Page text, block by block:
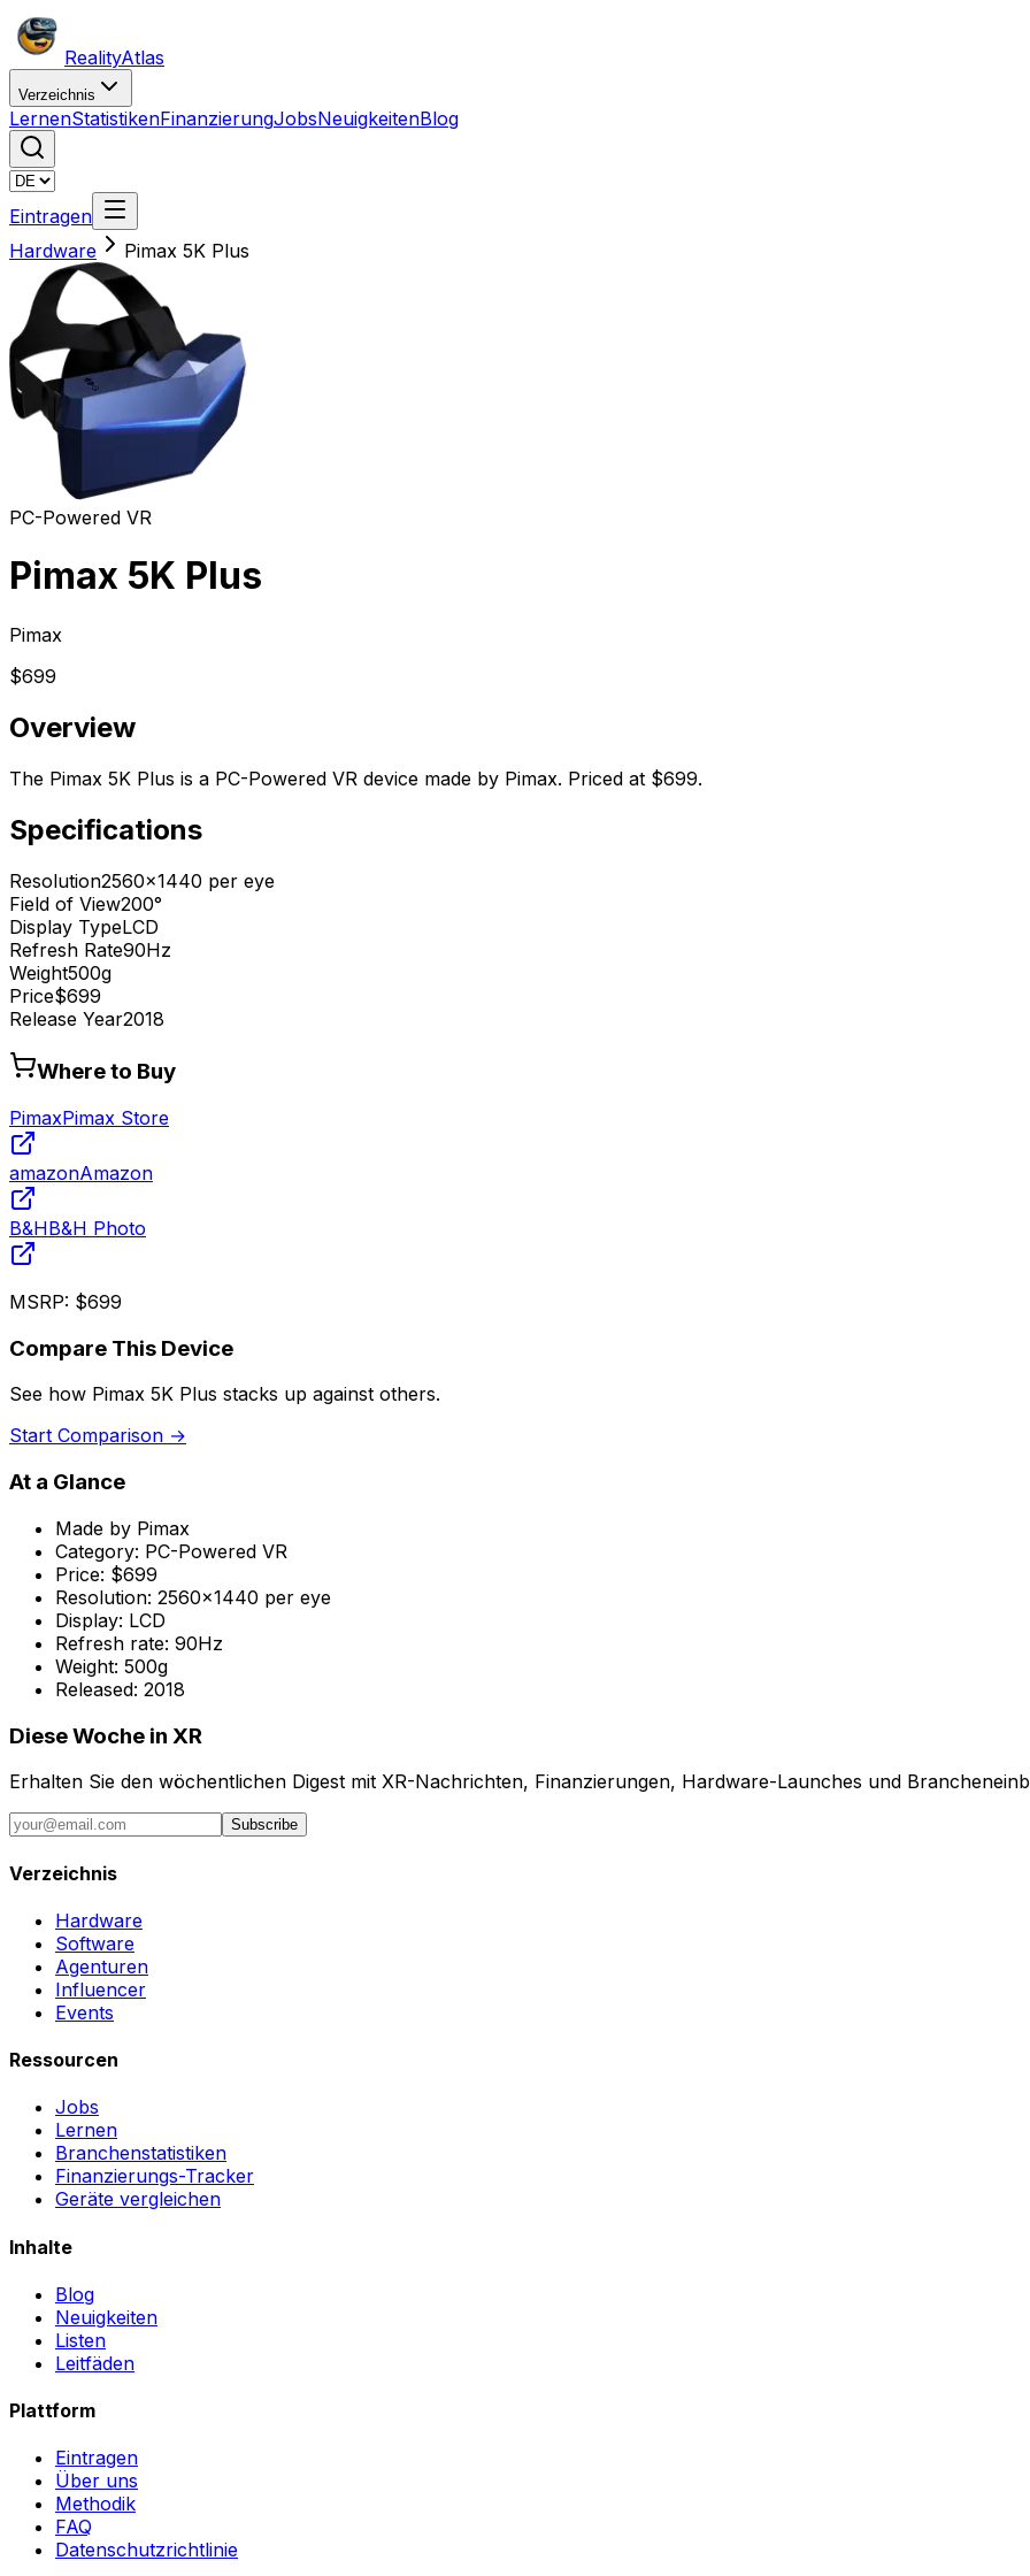
RealityAtlas
Verzeichnis
LernenStatistikenFinanzierungJobsNeuigkeitenBlog
Eintragen
Hardware
Pimax 5K Plus
PC-Powered VR
Pimax 5K Plus
Pimax
$699
Overview
The Pimax 5K Plus is a PC-Powered VR device made by Pimax. Priced at $699.
Specifications
Resolution2560x1440 per eye
Field of View200°
Display TypeLCD
Refresh Rate90Hz
Weight500g
Price$699
Release Year2018
Where to Buy
PimaxPimax Store
amazonAmazon
B&HB&H Photo
MSRP: $699
Compare This Device
See how Pimax 5K Plus stacks up against others.
Start Comparison →
At a Glance
Made by Pimax
Category: PC-Powered VR
Price: $699
Resolution: 2560x1440 per eye
Display: LCD
Refresh rate: 90Hz
Weight: 500g
Released: 2018
Diese Woche in XR
Erhalten Sie den wöchentlichen Digest mit XR-Nachrichten, Finanzierungen, Hardware-Launches und
Subscribe
Verzeichnis
Hardware
Software
Agenturen
Influencer
Events
Ressourcen
Jobs
Lernen
Branchenstatistiken
Finanzierungs-Tracker
Geräte vergleichen
Inhalte
Blog
Neuigkeiten
Listen
Leitfäden
Plattform
Eintragen
Über uns
Methodik
FAQ
Datenschutzrichtlinie